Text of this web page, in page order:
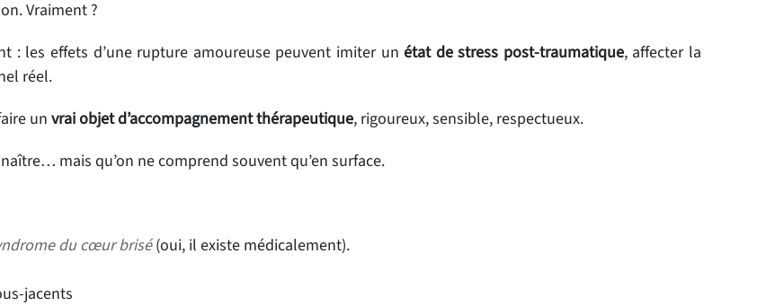
Vraiment ?
: les effets d’une rupture amoureuse peuvent imiter unétat de stress post-traumatique, affecter la
réel.
un vrai objet d’accompagnement thérapeutique, rigoureux, sensible, respectueux.
mais qu’on ne comprend souvent qu’en surface.
du cœur brisé(oui, il existe médicalement).
jacents